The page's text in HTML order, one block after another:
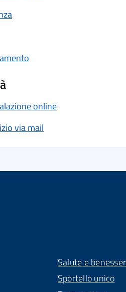
online
via mail
Salute e
Sportello unico